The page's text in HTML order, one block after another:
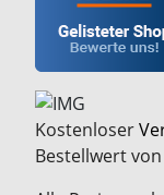
Kostenloser
Bestellwert von